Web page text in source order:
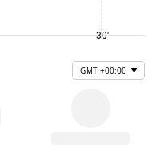
30'
GMT +00:00